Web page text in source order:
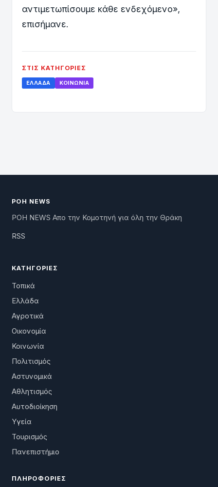
αντιμετωπίσουμε κάθε ενδεχόμενο»,
επισήμανε.
ΣΤΙΣ ΚΑΤΗΓΟΡΊΕΣ
ΕΛΛΆΔΑ ΚΟΙΝΩΝΊΑ
ΡΟΗ NEWS
ΡΟΗ NEWS Απο την Κομοτηνή για όλη την Θράκη
RSS
ΚΑΤΗΓΟΡΊΕΣ
Τοπικά
Ελλάδα
Αγροτικά
Οικονομία
Κοινωνία
Πολιτισμός
Αστυνομικά
Αθλητισμός
Αυτοδιοίκηση
Υγεία
Τουρισμός
Πανεπιστήμιο
ΠΛΗΡΟΦΟΡΊΕΣ